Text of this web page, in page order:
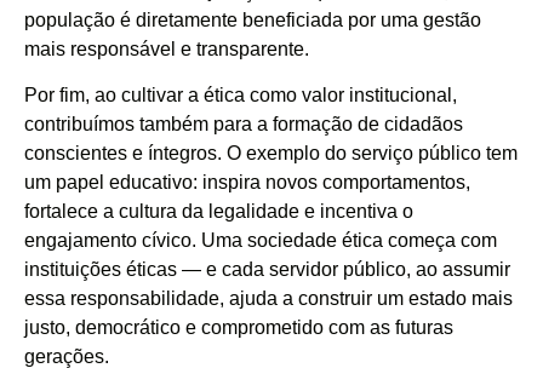
população é diretamente beneficiada por uma gestão
mais responsável e transparente.
Por fim, ao cultivar a ética como valor institucional,
contribuímos também para a formação de cidadãos
conscientes e íntegros. O exemplo do serviço público tem
um papel educativo: inspira novos comportamentos,
fortalece a cultura da legalidade e incentiva o
engajamento cívico. Uma sociedade ética começa com
instituições éticas — e cada servidor público, ao assumir
essa responsabilidade, ajuda a construir um estado mais
justo, democrático e comprometido com as futuras
gerações.